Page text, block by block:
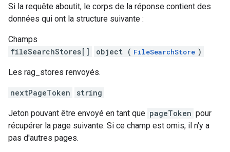
Si la requête aboutit, le corps de la réponse contient des
données qui ont la structure suivante :
Champs
fileSearchStores[]
object ( FileSearchStore )
Les rag_stores renvoyés.
nextPageToken string
Jeton pouvant être envoyé en tant que pageToken pour
récupérer la page suivante. Si ce champ est omis, il n'y a
pas d'autres pages.